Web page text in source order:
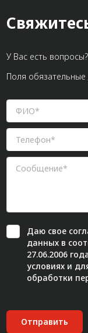
У Вас есть
Поля
Даю свое
данных в
27.06.2006
условиях и
обработки
Отправить